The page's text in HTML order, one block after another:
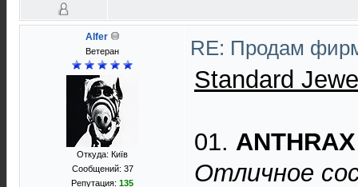
Alfer
Ветеран
Откуда: Київ
Сообщений: 37
Репутация: 135
RE: Продам
Standard
01. ANTHRAX
Отличное